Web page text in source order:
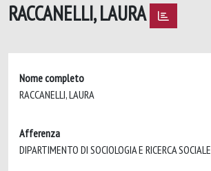
RACCANELLI, LAURA
Nome completo
RACCANELLI, LAURA
Afferenza
DIPARTIMENTO DI SOCIOLOGIA E RICERCA SOCIALE